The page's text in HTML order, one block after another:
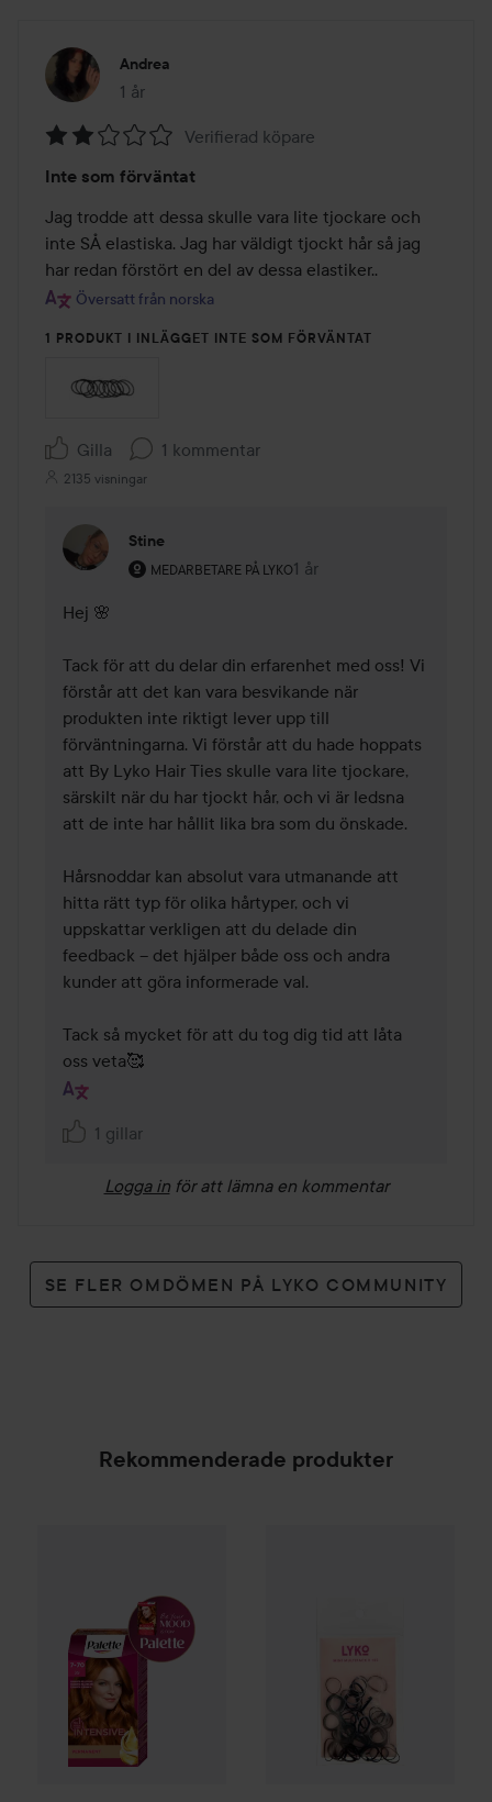
Andrea
1 år
Inlägget skapades 1 år
2
av
5
Verifierad köpare
Inte som förväntat
Jag trodde att dessa skulle vara lite tjockare och
inte SÅ elastiska. Jag har väldigt tjockt hår så jag
har redan förstört en del av dessa elastiker..
Översatt från norska
1 PRODUKT I INLÄGGET INTE SOM FÖRVÄNTAT
Gilla 1 kommentar
2135 visningar
Stine
MEDARBETARE PÅ LYKO
Användarens roll: Medarbetare på Lyko.
1 år
Kommentaren lades 1 år
Hej 🌸
Tack för att du delar din erfarenhet med oss! Vi
förstår att det kan vara besvikande när
produkten inte riktigt lever upp till
förväntningarna. Vi förstår att du hade hoppats
att By Lyko Hair Ties skulle vara lite tjockare,
särskilt när du har tjockt hår, och vi är ledsna
att de inte har hållit lika bra som du önskade.
Hårsnoddar kan absolut vara utmanande att
hitta rätt typ för olika hårtyper, och vi
uppskattar verkligen att du delade din
feedback – det hjälper både oss och andra
kunder att göra informerade val.
Tack så mycket för att du tog dig tid att låta
oss veta🥰
1 gillar
Logga in för att lämna en kommentar
SE FLER OMDÖMEN PÅ LYKO COMMUNITY
Rekommenderade produkter